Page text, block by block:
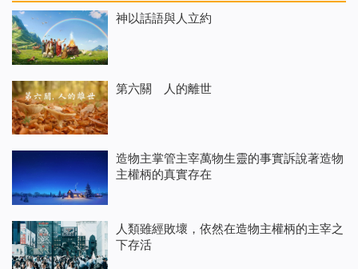
神以話語與人立約
第六關 人的離世
造物主掌管主宰萬物生靈的事實訴說著造物
主權柄的真實存在
人類雖經敗壞，依然在造物主權柄的主宰之
下存活